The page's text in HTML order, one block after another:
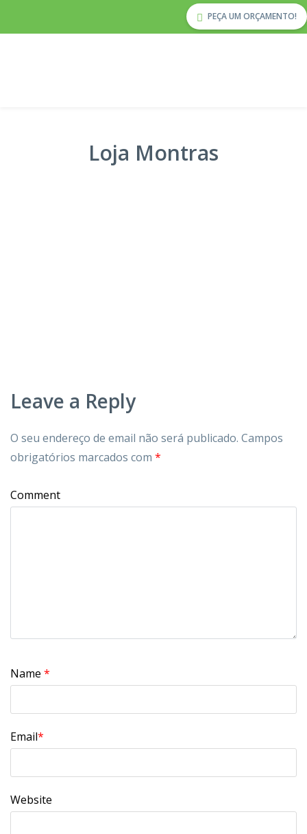
PEÇA UM ORÇAMENTO!
Loja Montras
Leave a Reply
O seu endereço de email não será publicado. Campos
obrigatórios marcados com *
Comment
Name *
Email*
Website